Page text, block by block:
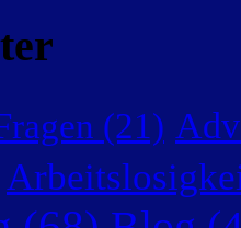
(21)